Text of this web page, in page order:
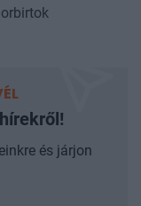
és járjon